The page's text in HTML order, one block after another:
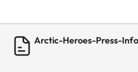
Arctic-Heroes-Press-